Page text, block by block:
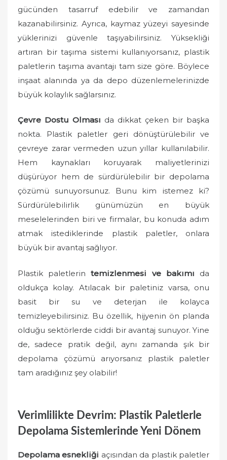
gücünden tasarruf edebilir ve zamandan
kazanabilirsiniz. Ayrıca, kaymaz yüzeyi sayesinde
yüklerinizi güvenle taşıyabilirsiniz. Yüksekliği
artıran bir taşıma sistemi kullanıyorsanız, plastik
paletlerin taşıma avantajı tam size göre. Böylece
inşaat alanında ya da depo düzenlemelerinizde
büyük kolaylık sağlarsınız.
Çevre Dostu Olması da dikkat çeken bir başka
nokta. Plastik paletler geri dönüştürülebilir ve
çevreye zarar vermeden uzun yıllar kullanılabilir.
Hem kaynakları koruyarak maliyetlerinizi
düşürüyor hem de sürdürülebilir bir depolama
çözümü sunuyorsunuz. Bunu kim istemez ki?
Sürdürülebilirlik günümüzün en büyük
meselelerinden biri ve firmalar, bu konuda adım
atmak istediklerinde plastik paletler, onlara
büyük bir avantaj sağlıyor.
Plastik paletlerintemizlenmesi ve bakımı da
oldukça kolay. Atılacak bir paletiniz varsa, onu
basit bir su ve deterjan ile kolayca
temizleyebilirsiniz. Bu özellik, hijyenin ön planda
olduğu sektörlerde ciddi bir avantaj sunuyor. Yine
de, sadece pratik değil, aynı zamanda şık bir
depolama çözümü arıyorsanız plastik paletler
tam aradığınız şey olabilir!
Verimlilikte Devrim: Plastik Paletlerle
Depolama Sistemlerinde Yeni Dönem
Depolama esnekliği açısından da plastik paletler